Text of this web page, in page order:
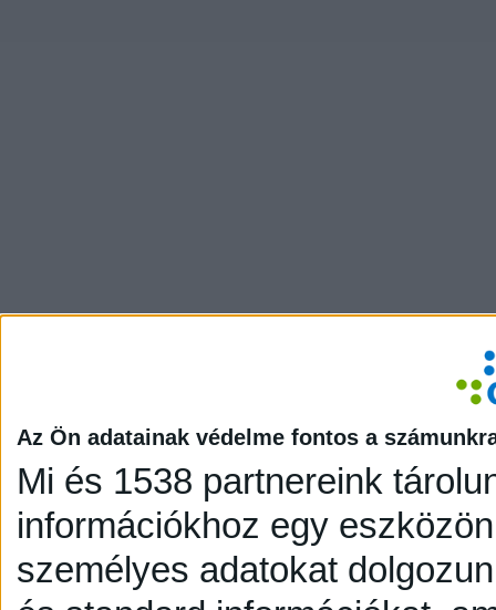
Az Ön adatainak védelme fontos a
Mi és 1538 partnereink
információkhoz egy
személyes adatokat